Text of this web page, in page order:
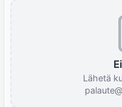
Lähetä